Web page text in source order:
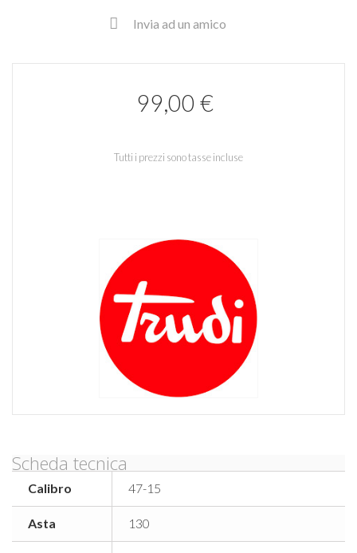
Invia ad un amico
99,00 €
Tutti i prezzi sono tasse incluse
Scheda tecnica
Calibro 47-15
Asta 130